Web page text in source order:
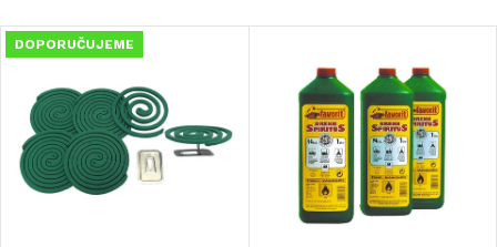
a
e
n
Nejdražší
Nejprodávanější
Abecedně
V
ý
p
DOPORUČUJEME